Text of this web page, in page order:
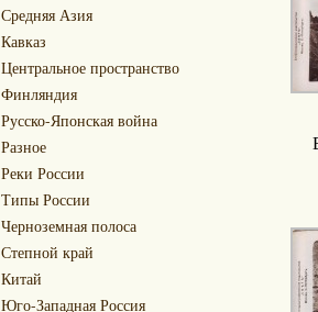
Средняя Азия
Кавказ
Центральное пространство
Финляндия
Русско-Японская война
Разное
Реки России
Типы России
Черноземная полоса
Степной край
Китай
Юго-Западная Россия